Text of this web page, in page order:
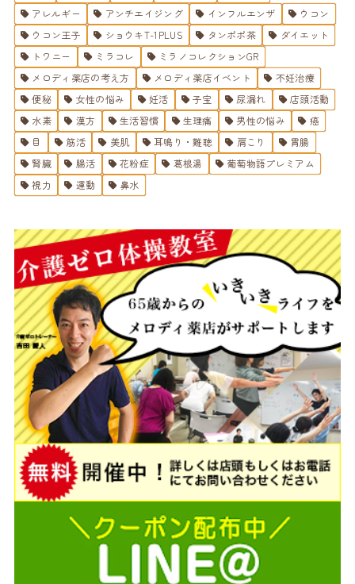
アレルギー アンチエイジング インフルエンザ
ウコン
ウコン王子
ショウキT-1PLUS タンポポ茶
ダイエット
トワニー
ミラコレ
ミラノコレクションGR
メロディ薬店の考え方
メロディ薬店イベント
不妊治療
便秘
女性の悩み 妊活 子宝 尿漏れ
店頭活動
水素
漢方 生活習慣 生理痛 男性の悩み
癌
目
筋活 美肌 耳鳴り・難聴 肩こり
胃腸
腎臓
腸活 花粉症 葛根湯
葡萄物語プレミアム
視力
運動 鼻水